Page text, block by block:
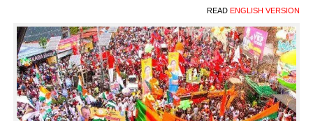
SPIRITUAL
INFO+
ART
READ ENGLISH VERSION